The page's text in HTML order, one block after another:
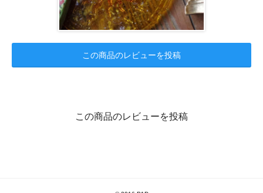
この商品のレビューを投稿
この商品のレビューを投稿